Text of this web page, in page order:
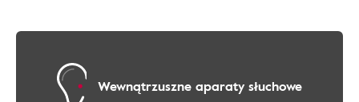
Wewnątrzuszne aparaty słuchowe